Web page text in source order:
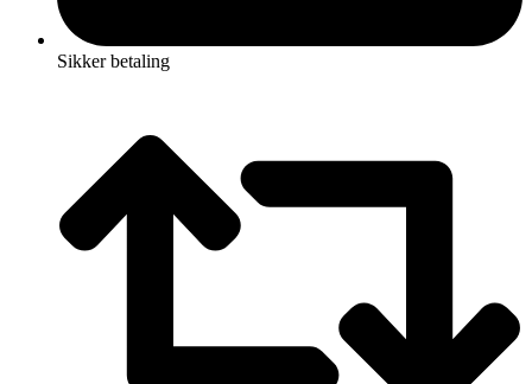
Sikker betaling